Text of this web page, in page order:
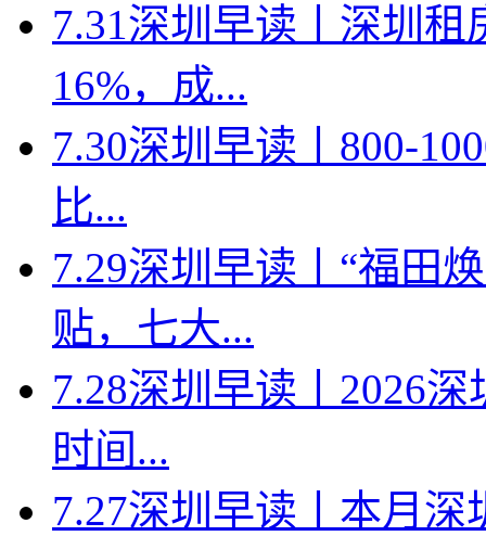
7.31深圳早读丨深圳
16%，成...
7.30深圳早读丨800-
比...
7.29深圳早读丨“福田
贴，七大...
7.28深圳早读丨2026
时间...
7.27深圳早读丨本月